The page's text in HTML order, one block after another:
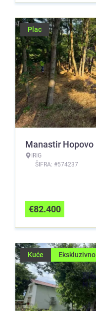
Plac
Manastir Hopovo
IRIG
ŠIFRA: #574237
€82.400
Kuće Ekskluzivno